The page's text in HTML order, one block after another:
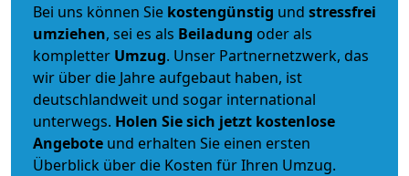
Bei uns können Sie kostengünstig und stressfrei
umziehen, sei es als Beiladung oder als
kompletter Umzug. Unser Partnernetzwerk, das
wir über die Jahre aufgebaut haben, ist
deutschlandweit und sogar international
unterwegs. Holen Sie sich jetzt kostenlose
Angebote und erhalten Sie einen ersten
Überblick über die Kosten für Ihren Umzug.